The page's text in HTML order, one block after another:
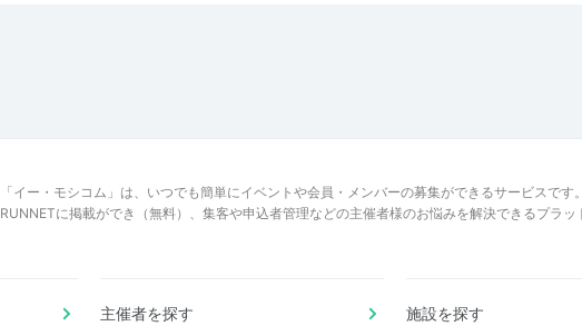
「イー・モシコム」は、いつでも簡単にイベントや会員・メンバーの募集ができるサービスです。
RUNNETに掲載ができ（無料）、集客や申込者管理などの主催者様のお悩みを解決できるプラッ
主催者を探す 施設を探す